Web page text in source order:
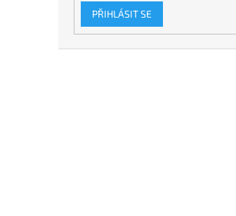
PŘIHLÁSIT SE